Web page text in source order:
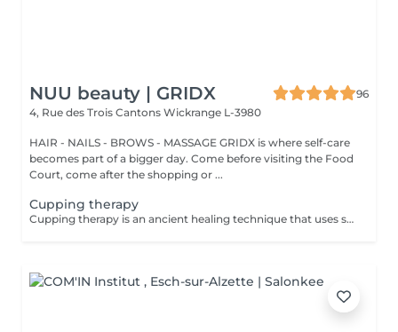
NUU beauty | GRIDX
96
4, Rue des Trois Cantons Wickrange L-3980
HAIR - NAILS - BROWS - MASSAGE GRIDX is where self-care
becomes part of a bigger day. Come before visiting the Food
Court, come after the shopping or ...
Cupping therapy
Cupping therapy is an ancient healing technique that uses special cups to create gentle suction on the skin. This suction promotes blood flow, relieves muscle tension, reduces inflammation, and supports deep relaxation. The treatment can help release toxins, improve circulation, and ease chronic pain or stiffness. *Please note that cupping therapy could just be added to a massage service with includes back massage.